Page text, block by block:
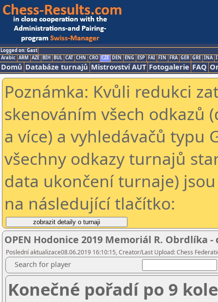
Logged on: Gast
Arabic ARM AZE BIH BUL CAT CHN CRO CZE DEN ENG ESP FAI FIN FRA GER GRE INA
Domů Databáze turnajů Mistrovství AUT Fotogalerie FAQ
Poznámka: Kvůli redukci
skenováním všech odkazů
a více) a vyhledávačů typu
všechny odkazy turnajů
data ukončení turnaje)
na následující tlačítko:
OPEN Hodonice 2019 Memoriál R. Obrdlíka -
Poslední aktualizace08.06.2019 16:10:15, Creator/Last Upload: Chess
Search for player
Konečné pořadí po 9